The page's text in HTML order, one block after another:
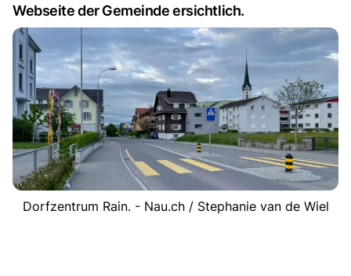
Webseite der Gemeinde ersichtlich.
Dorfzentrum Rain. - Nau.ch / Stephanie van de Wiel